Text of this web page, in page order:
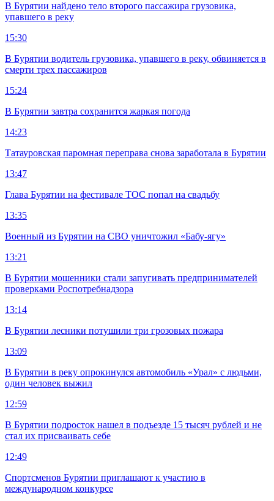
В Бурятии найдено тело второго пассажира грузовика,
упавшего в реку
15:30
В Бурятии водитель грузовика, упавшего в реку, обвиняется в
смерти трех пассажиров
15:24
В Бурятии завтра сохранится жаркая погода
14:23
Татауровская паромная переправа снова заработала в Бурятии
13:47
Глава Бурятии на фестивале ТОС попал на свадьбу
13:35
Военный из Бурятии на СВО уничтожил «Бабу-ягу»
13:21
В Бурятии мошенники стали запугивать предпринимателей
проверками Роспотребнадзора
13:14
В Бурятии лесники потушили три грозовых пожара
13:09
В Бурятии в реку опрокинулся автомобиль «Урал» с людьми,
один человек выжил
12:59
В Бурятии подросток нашел в подъезде 15 тысяч рублей и не
стал их присваивать себе
12:49
Спортсменов Бурятии приглашают к участию в
международном конкурсе